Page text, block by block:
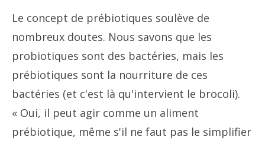
Le concept de prébiotiques soulève de
nombreux doutes. Nous savons que les
probiotiques sont des bactéries, mais les
prébiotiques sont la nourriture de ces
bactéries (et c'est là qu'intervient le brocoli).
« Oui, il peut agir comme un aliment
prébiotique, même s'il ne faut pas le simplifier